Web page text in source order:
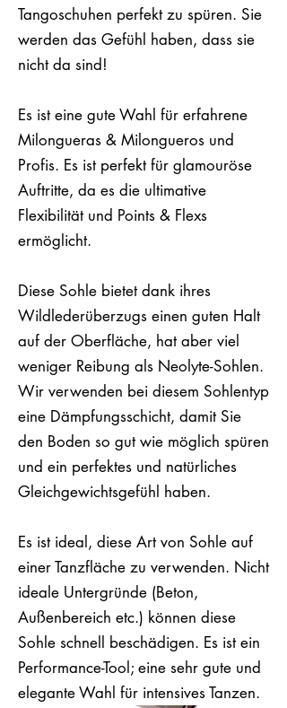
Tangoschuhen perfekt zu spüren. Sie
werden das Gefühl haben, dass sie
nicht da sind!
Es ist eine gute Wahl für erfahrene
Milongueras & Milongueros und
Profis. Es ist perfekt für glamouröse
Auftritte, da es die ultimative
Flexibilität und Points & Flexs
ermöglicht.
Diese Sohle bietet dank ihres
Wildlederüberzugs einen guten Halt
auf der Oberfläche, hat aber viel
weniger Reibung als Neolyte-Sohlen.
Wir verwenden bei diesem Sohlentyp
eine Dämpfungsschicht, damit Sie
den Boden so gut wie möglich spüren
und ein perfektes und natürliches
Gleichgewichtsgefühl haben.
Es ist ideal, diese Art von Sohle auf
einer Tanzfläche zu verwenden. Nicht
ideale Untergründe (Beton,
Außenbereich etc.) können diese
Sohle schnell beschädigen. Es ist ein
Performance-Tool; eine sehr gute und
elegante Wahl für intensives Tanzen.